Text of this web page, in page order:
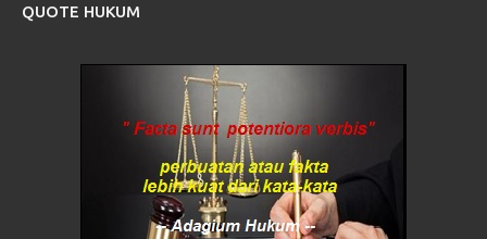
QUOTE HUKUM